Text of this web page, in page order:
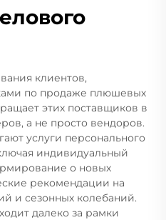
клиентов,
по продаже плюшевых
этих поставщиков в
а не просто вендоров.
услуги персонального
индивидуальный
о новых
рекомендации на
и сезонных колебаний.
далеко за рамки